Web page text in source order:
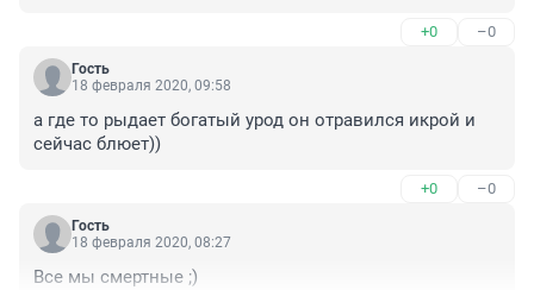
+0 –0
Гость
18 февраля 2020, 09:58
а где то рыдает богатый урод он отравился икрой и
сейчас блюет))
+0 –0
Гость
18 февраля 2020, 08:27
Все мы смертные ;)